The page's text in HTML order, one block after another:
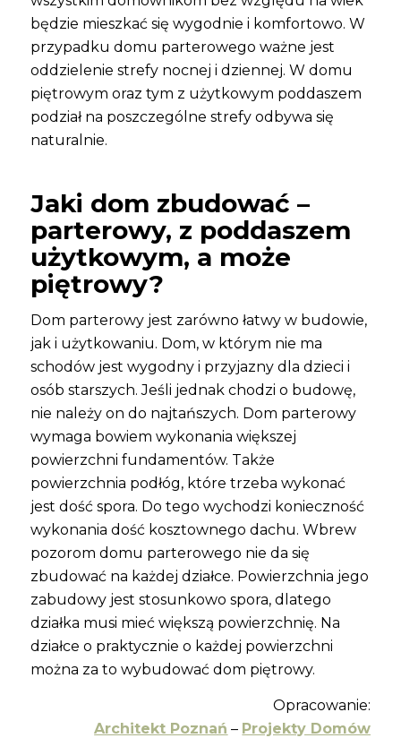
będzie mieszkać się wygodnie i komfortowo. W
przypadku domu parterowego ważne jest
oddzielenie strefy nocnej i dziennej. W domu
piętrowym oraz tym z użytkowym poddaszem
podział na poszczególne strefy odbywa się
naturalnie.
Jaki dom zbudować –
parterowy, z poddaszem
użytkowym, a może
piętrowy?
Dom parterowy jest zarówno łatwy w budowie,
jak i użytkowaniu. Dom, w którym nie ma
schodów jest wygodny i przyjazny dla dzieci i
osób starszych. Jeśli jednak chodzi o budowę,
nie należy on do najtańszych. Dom parterowy
wymaga bowiem wykonania większej
powierzchni fundamentów. Także
powierzchnia podłóg, które trzeba wykonać
jest dość spora. Do tego wychodzi konieczność
wykonania dość kosztownego dachu. Wbrew
pozorom domu parterowego nie da się
zbudować na każdej działce. Powierzchnia jego
zabudowy jest stosunkowo spora, dlatego
działka musi mieć większą powierzchnię. Na
działce o praktycznie o każdej powierzchni
można za to wybudować dom piętrowy.
Opracowanie:
Architekt Poznań – Projekty Domów